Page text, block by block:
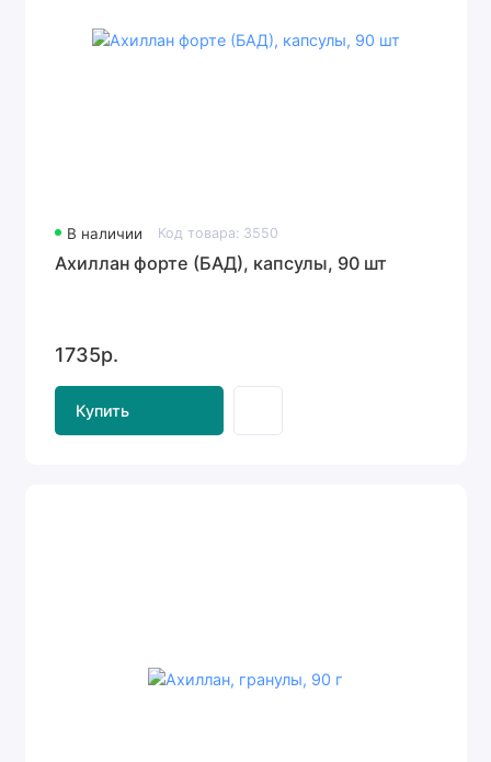
В наличии Код товара: 3550
Ахиллан форте (БАД), капсулы, 90 шт
1735р.
Купить